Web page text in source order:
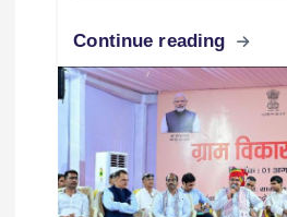
Continue reading